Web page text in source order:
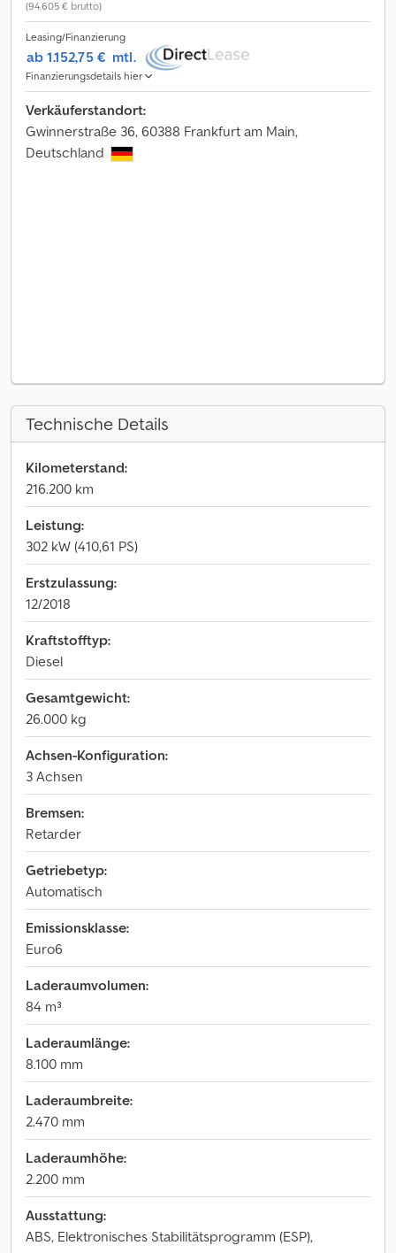
(94.605 € brutto)
Leasing/Finanzierung
ab 1.152,75 € mtl.
Finanzierungsdetails hier
Verkäuferstandort:
Gwinnerstraße 36, 60388 Frankfurt am Main,
Deutschland
Technische Details
Kilometerstand:
216.200 km
Leistung:
302 kW (410,61 PS)
Erstzulassung:
12/2018
Kraftstofftyp:
Diesel
Gesamtgewicht:
26.000 kg
Achsen-Konfiguration:
3 Achsen
Bremsen:
Retarder
Getriebetyp:
Automatisch
Emissionsklasse:
Euro6
Laderaumvolumen:
84 m³
Laderaumlänge:
8.100 mm
Laderaumbreite:
2.470 mm
Laderaumhöhe:
2.200 mm
Ausstattung:
ABS, Elektronisches Stabilitätsprogramm (ESP),